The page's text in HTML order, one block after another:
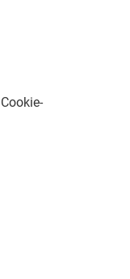
Cookie-